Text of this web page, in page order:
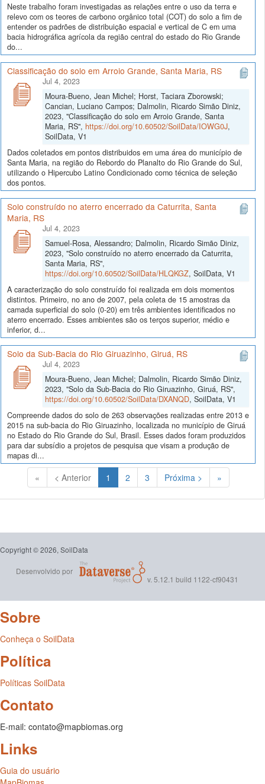
Neste trabalho foram investigadas as relações entre o uso da terra e
relevo com os teores de carbono orgânico total (COT) do solo a fim de
entender os padrões de distribuição espacial e vertical de C em uma
bacia hidrográfica agrícola da região central do estado do Rio Grande
do...
Classificação do solo em Arroio Grande, Santa Maria, RS
Jul 4, 2023
Moura-Bueno, Jean Michel; Horst, Taciara Zborowski;
Cancian, Luciano Campos; Dalmolin, Ricardo Simão Diniz,
2023, "Classificação do solo em Arroio Grande, Santa
Maria, RS", https://doi.org/10.60502/SoilData/IOWG0J,
SoilData, V1
Dados coletados em pontos distribuidos em uma área do município de
Santa Maria, na região do Rebordo do Planalto do Rio Grande do Sul,
utilizando o Hipercubo Latino Condicionado como técnica de seleção
dos pontos.
Solo construído no aterro encerrado da Caturrita, Santa
Maria, RS
Jul 4, 2023
Samuel-Rosa, Alessandro; Dalmolin, Ricardo Simão Diniz,
2023, "Solo construído no aterro encerrado da Caturrita,
Santa Maria, RS",
https://doi.org/10.60502/SoilData/HLQKGZ, SoilData, V1
A caracterização do solo construído foi realizada em dois momentos
distintos. Primeiro, no ano de 2007, pela coleta de 15 amostras da
camada superficial do solo (0-20) em três ambientes identificados no
aterro encerrado. Esses ambientes são os terços superior, médio e
inferior, d...
Solo da Sub-Bacia do Rio Giruazinho, Giruá, RS
Jul 4, 2023
Moura-Bueno, Jean Michel; Dalmolin, Ricardo Simão Diniz,
2023, "Solo da Sub-Bacia do Rio Giruazinho, Giruá, RS",
https://doi.org/10.60502/SoilData/DXANQD, SoilData, V1
Compreende dados do solo de 263 observações realizadas entre 2013 e
2015 na sub-bacia do Rio Giruazinho, localizada no município de Giruá
no Estado do Rio Grande do Sul, Brasil. Esses dados foram produzidos
para dar subsídio a projetos de pesquisa que visam a produção de
mapas di...
« < Anterior 1 (Atual)
2 3 Próxima > »
Copyright © 2026, SoilData
Desenvolvido por
v. 5.12.1 build 1122-cf90431
Sobre
Conheça o SoilData
Política
Políticas SoilData
Contato
E-mail: contato@mapbiomas.org
Links
Guia do usuário